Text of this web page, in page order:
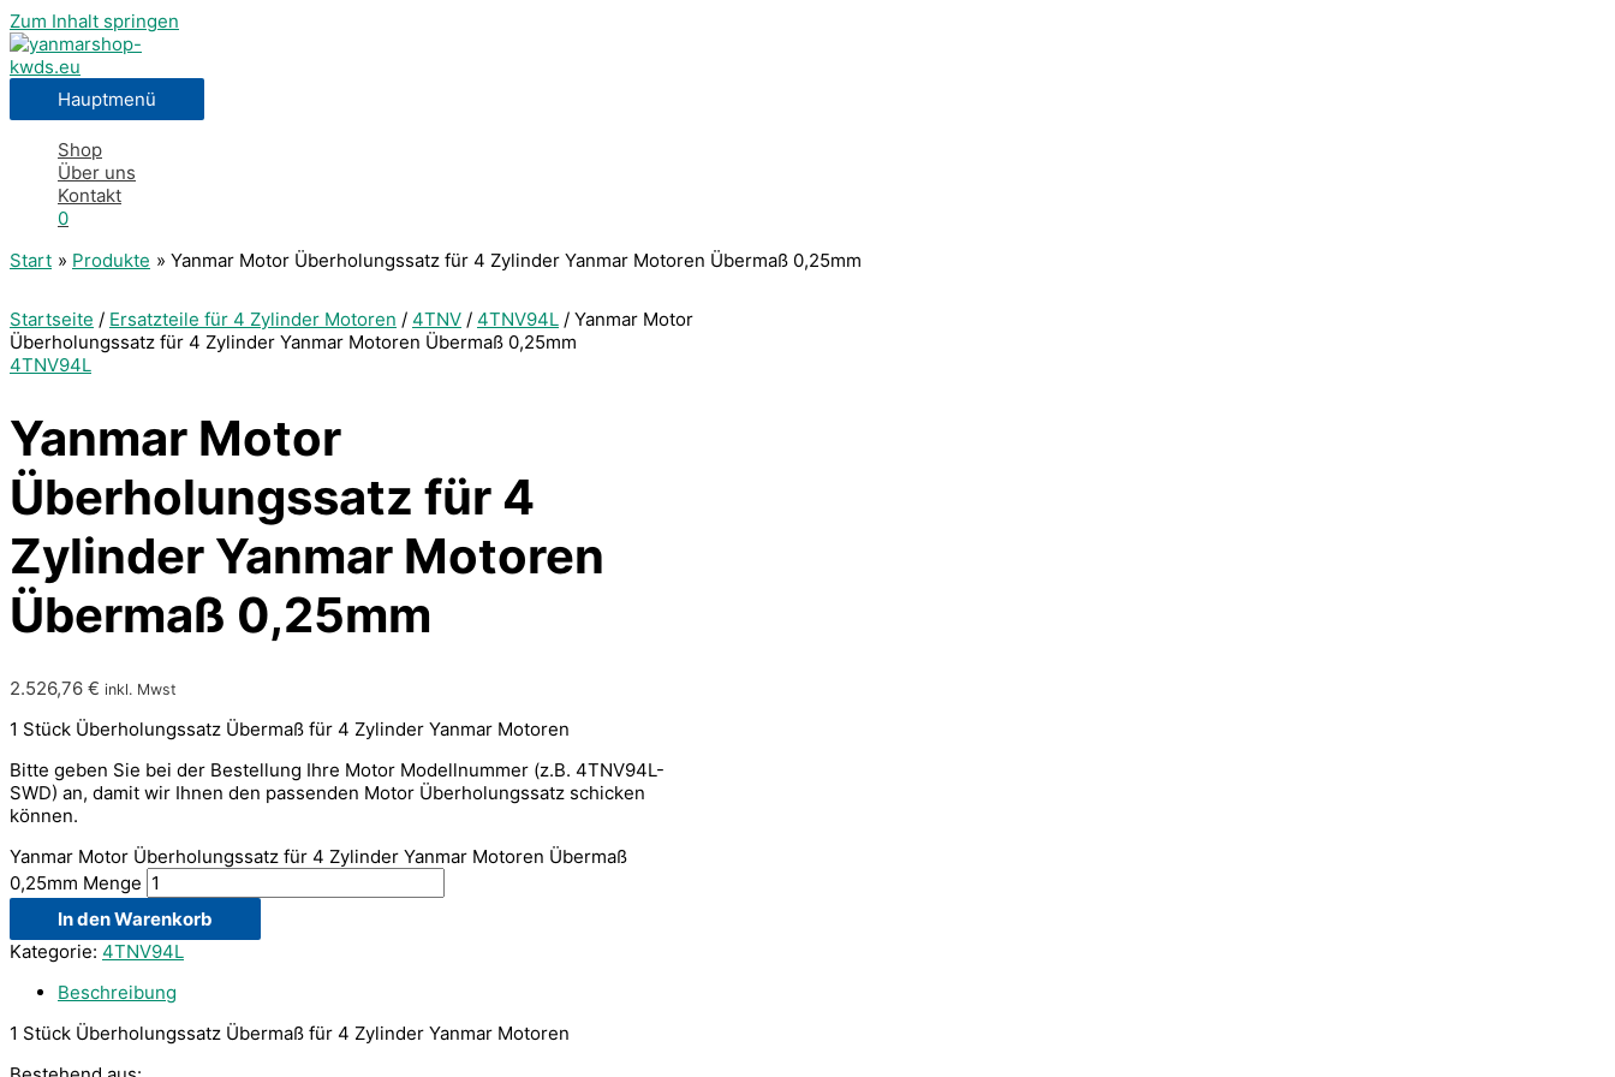
Zum Inhalt springen
Hauptmenü
Shop
Über uns
Kontakt
0
Start
Produkte Yanmar Motor Überholungssatz für 4 Zylinder Yanmar Motoren Übermaß 0,25mm
Startseite / Ersatzteile für 4 Zylinder Motoren / 4TNV / 4TNV94L / Yanmar Motor
Überholungssatz für 4 Zylinder Yanmar Motoren Übermaß 0,25mm
4TNV94L
Yanmar Motor
Überholungssatz für 4
Zylinder Yanmar Motoren
Übermaß 0,25mm
2.526,76 € inkl. Mwst
1 Stück Überholungssatz Übermaß für 4 Zylinder Yanmar Motoren
Bitte geben Sie bei der Bestellung Ihre Motor Modellnummer (z.B. 4TNV94L-
SWD) an, damit wir Ihnen den passenden Motor Überholungssatz schicken
können.
Yanmar Motor Überholungssatz für 4 Zylinder Yanmar Motoren Übermaß
0,25mm Menge
In den Warenkorb
Kategorie: 4TNV94L
Beschreibung
1 Stück Überholungssatz Übermaß für 4 Zylinder Yanmar Motoren